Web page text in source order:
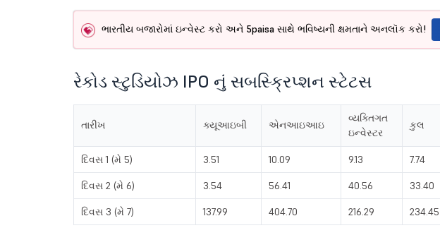
ભારતીય બજારોમાં ઇન્વેસ્ટ કરો અને 5paisa સાથે ભવિષ્યની ક્ષમતાને અનલૉક કરો!
રેકોડ સ્ટુડિયોઝ IPO નું સબસ્ક્રિપ્શન સ્ટેટસ
તારીખ ક્યૂઆઇબી એનઆઇઆઇ
વ્યક્તિગત
ઇન્વેસ્ટર
કુલ
દિવસ 1 (મે 5) 3.51 10.09 9.13 7.74
દિવસ 2 (મે 6) 3.54 56.41 40.56 33.40
દિવસ 3 (મે 7) 137.99 404.70 216.29 234.45